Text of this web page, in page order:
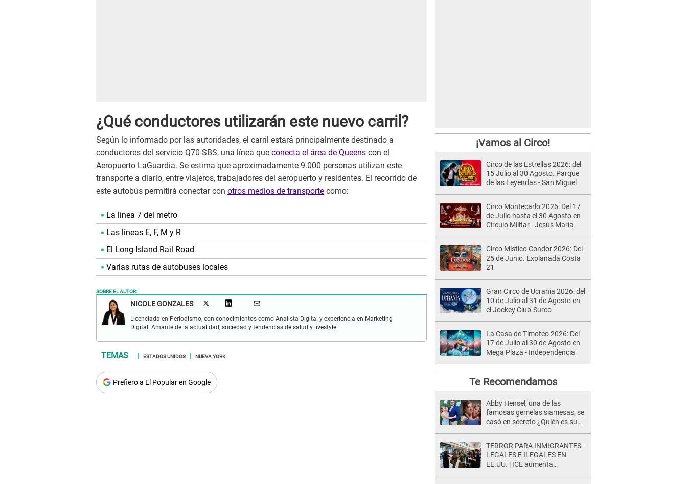
¿Qué conductores utilizarán este nuevo carril?
Según lo informado por las autoridades, el carril estará principalmente destinado a
conductores del servicio Q70-SBS, una línea que conecta el área de Queens con el
Aeropuerto LaGuardia. Se estima que aproximadamente 9.000 personas utilizan este
transporte a diario, entre viajeros, trabajadores del aeropuerto y residentes. El recorrido de
este autobús permitirá conectar con otros medios de transporte como:
La línea 7 del metro
Las líneas E, F, M y R
El Long Island Rail Road
Varias rutas de autobuses locales
SOBRE EL AUTOR:
NICOLE GONZALES
Licenciada en Periodismo, con conocimientos como Analista Digital y experiencia en Marketing
Digital. Amante de la actualidad, sociedad y tendencias de salud y livestyle.
ESTADOS UNIDOS NUEVA YORK
Prefiero a El Popular en Google
¡Vamos al Circo!
Circo de las Estrellas 2026: del
15 Julio al 30 Agosto. Parque
de las Leyendas - San Miguel
Circo Montecarlo 2026: Del 17
de Julio hasta el 30 Agosto en
Círculo Militar - Jesús María
Circo Místico Condor 2026: Del
25 de Junio. Explanada Costa
21
Gran Circo de Ucrania 2026: del
10 de Julio al 31 de Agosto en
el Jockey Club-Surco
La Casa de Timoteo 2026: Del
17 de Julio al 30 de Agosto en
Mega Plaza - Independencia
Te Recomendamos
Abby Hensel, una de las
famosas gemelas siamesas, se
casó en secreto ¿Quién es su
TERROR PARA INMIGRANTES
LEGALES E ILEGALES EN
EE.UU. | ICE aumenta